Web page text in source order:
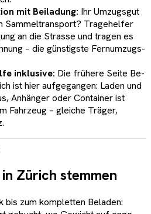
mit Beiladung: Ihr Umzugsgut
Sammeltransport? Tragehelfer
an die Strasse und tragen es
– die günstigste Fernumzugs-
inklusive: Die frühere Seite Be-
ist hier aufgegangen: Laden und
Anhänger oder Container ist
Fahrzeug – gleiche Träger,
Zürich stemmen
bis zum kompletten Beladen: